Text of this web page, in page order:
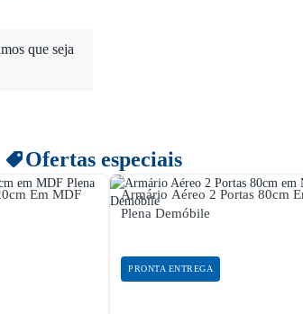
que seja
Ofertas especiais
Em MDF
Armário Aéreo 2 Portas 80cm
Plena Demóbile
PRONTA ENTREGA